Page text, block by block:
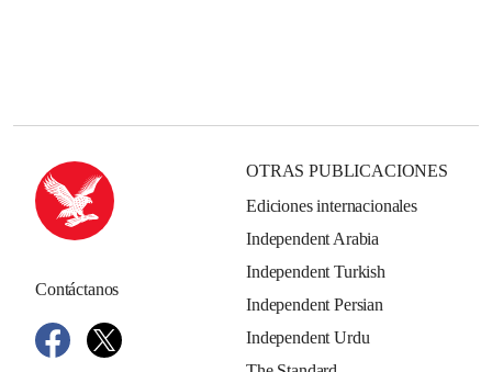
Contáctanos
OTRAS PUBLICACIONES
Ediciones internacionales
Independent Arabia
Independent Turkish
Independent Persian
Independent Urdu